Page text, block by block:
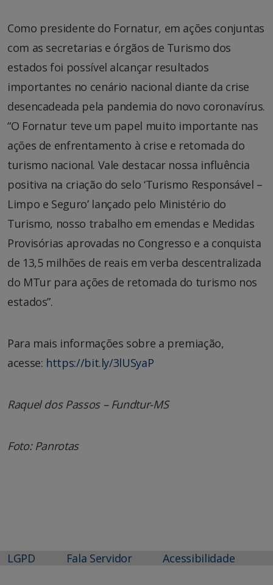
Como presidente do Fornatur, em ações conjuntas
com as secretarias e órgãos de Turismo dos
estados foi possível alcançar resultados
importantes no cenário nacional diante da crise
desencadeada pela pandemia do novo coronavírus.
“O Fornatur teve um papel muito importante nas
ações de enfrentamento à crise e retomada do
turismo nacional. Vale destacar nossa influência
positiva na criação do selo ‘Turismo Responsável –
Limpo e Seguro’ lançado pelo Ministério do
Turismo, nosso trabalho em emendas e Medidas
Provisórias aprovadas no Congresso e a conquista
de 13,5 milhões de reais em verba descentralizada
do MTur para ações de retomada do turismo nos
estados”.
Para mais informações sobre a premiação,
acesse: https://bit.ly/3lUSyaP
Raquel dos Passos – Fundtur-MS
Foto: Panrotas
LGPD Fala Servidor Acessibilidade